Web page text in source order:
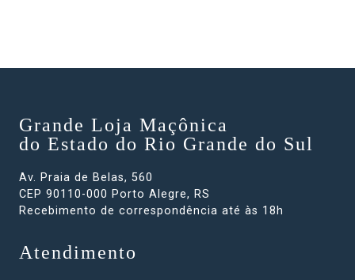
Grande Loja Maçônica
do Estado do Rio Grande do Sul
Av. Praia de Belas, 560
CEP 90110-000 Porto Alegre, RS
Recebimento de correspondência até às 18h
Atendimento